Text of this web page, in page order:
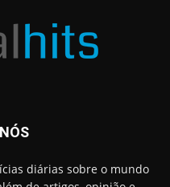
diárias sobre o mundo